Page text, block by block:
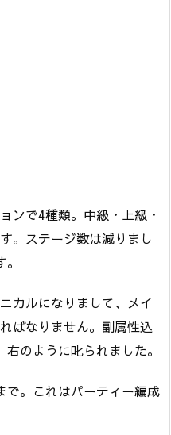
ンで4種類。中級・上級・
。ステージ数は減りまし
カルになりまして、メイ
ばなりません。副属性込
のように叱られました。
で。これはパーティー編成